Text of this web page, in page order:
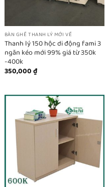
BÀN GHẾ THANH LÝ MỚI VỀ
Thanh lý 150 hộc di động fami 3
ngăn kéo mới 99% giá từ 350k
-400k
350,000₫